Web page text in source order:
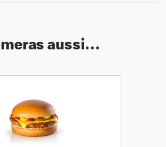
aussi…